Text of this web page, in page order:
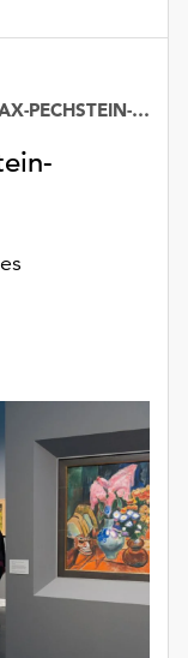
KUNSTSAMMLUNGEN ZWICKAU MAX-PECHSTEIN-MUSEUM